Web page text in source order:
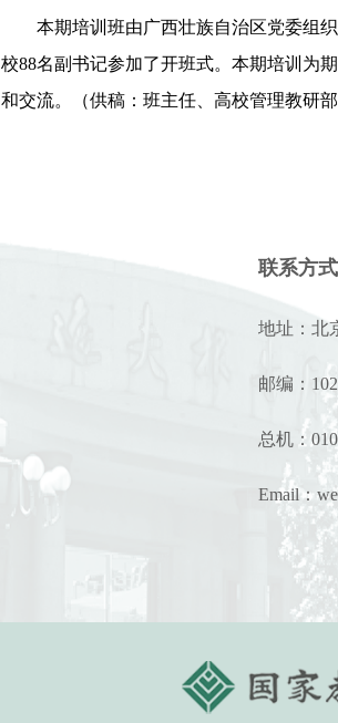
本期培训班由广西壮族自治区党委组
校88名副书记参加了开班式。本期培训为期
和交流。（供稿：班主任、高校管理教研部
联系方式
地址：北
邮编：
总机：
Email：